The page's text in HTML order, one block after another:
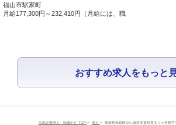
関する請求について、以下の事項を周知
代表者：磯部 順司
おすすめ求人をもっと
福山市駅家町
月給177,300円～232,410円
（月給には、職
広島介護求人・転職ナビ TOP 求人 無資格未経験OK♪資格支援制度あり☆各種手